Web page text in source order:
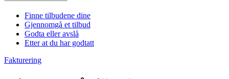
Finne tilbudene dine
Gjennomgå et tilbud
Godta eller avslå
Etter at du har godtatt
Fakturering